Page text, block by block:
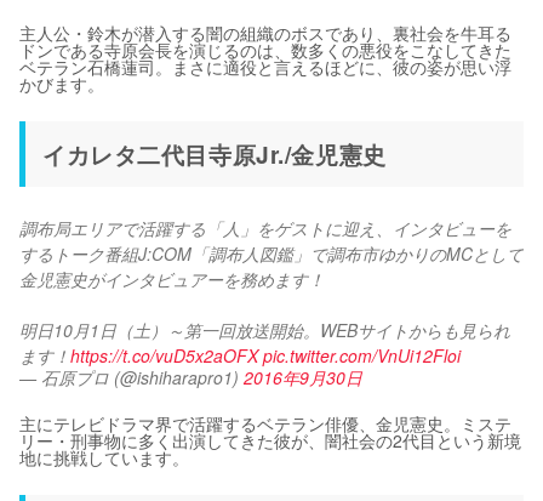
主人公・鈴木が潜入する闇の組織のボスであり、裏社会を牛耳る
ドンである寺原会長を演じるのは、数多くの悪役をこなしてきた
ベテラン石橋蓮司。まさに適役と言えるほどに、彼の姿が思い浮
かびます。
イカレタ二代目寺原Jr./金児憲史
調布局エリアで活躍する「人」をゲストに迎え、インタビューを
するトーク番組J:COM「調布人図鑑」で調布市ゆかりのMCとして
金児憲史がインタビュアーを務めます！
明日10月1日（土）～第一回放送開始。WEBサイトからも見られ
ます！ https://t.co/vuD5x2aOFX pic.twitter.com/VnUi12Floi
— 石原プロ (@ishiharapro1) 2016年9月30日
主にテレビドラマ界で活躍するベテラン俳優、金児憲史。ミステ
リー・刑事物に多く出演してきた彼が、闇社会の2代目という新境
地に挑戦しています。